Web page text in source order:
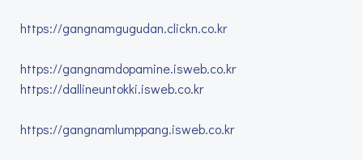
https://gangnamgugudan.clickn.co.kr
https://gangnamdopamine.isweb.co.kr
https://dallineuntokki.isweb.co.kr
https://gangnamlumppang.isweb.co.kr